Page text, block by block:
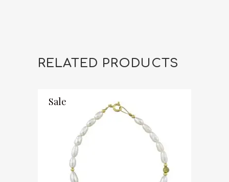
RELATED PRODUCTS
Sale